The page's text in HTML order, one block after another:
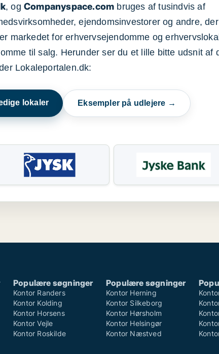
, og Companyspace.com bruges af tusindvis af
ejendomsinvestorer og andre, der
markedet for erhvervsejendomme og
til salg. Herunder ser du et lille bitte udsnit af
Lokaleportalen.dk:
lokaler Eksempler på udlejere →
Populære søgninger
Kontor Randers
Kontor Kolding
Kontor Horsens
Kontor Vejle
Kontor Roskilde
Populære søgninger
Kontor Herning
Kontor Silkeborg
Kontor Hørsholm
Kontor Helsingør
Kontor Næstved